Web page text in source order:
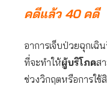
คดีแล้ว 40 คดี
อาการเจ็บป่วยฉุกเฉิ
ที่จะทำให้ผู้บริโภคส
ช่วงวิกฤตหรือการใช้